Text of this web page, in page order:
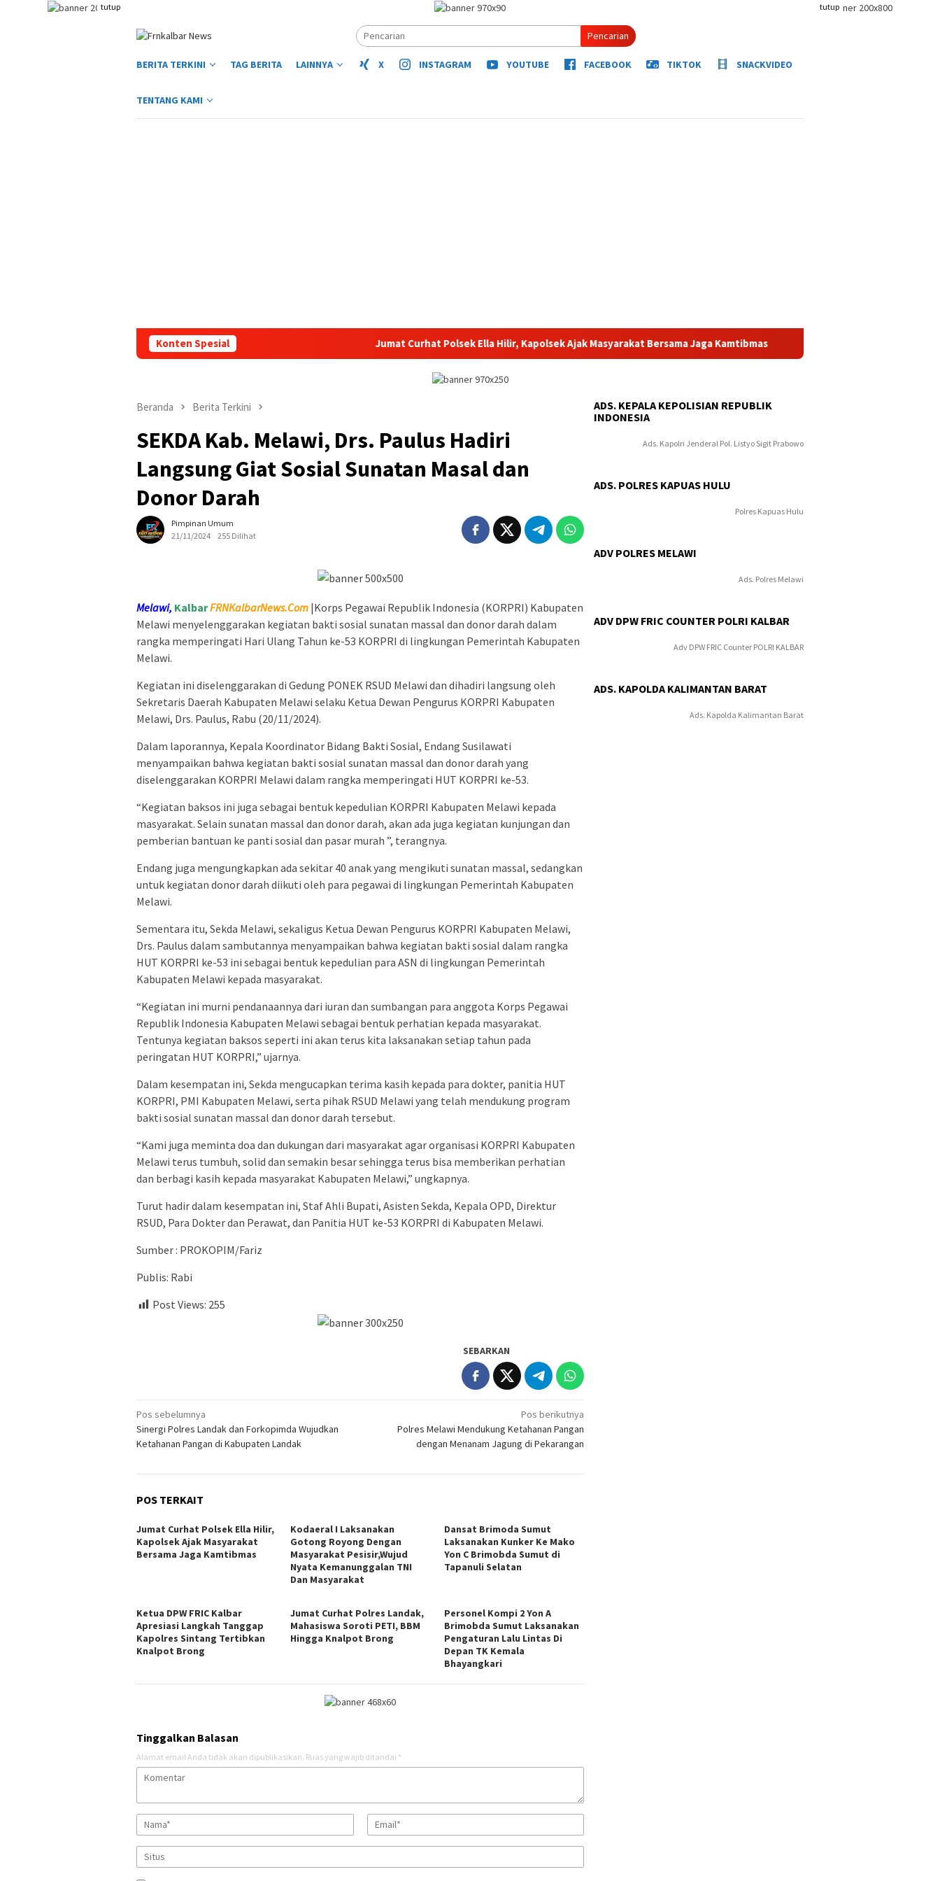
tutup tutup
Pencarian
BERITA TERKINI TAG BERITA LAINNYA X INSTAGRAM YOUTUBE FACEBOOK TIKTOK SNACKVIDEO
TENTANG KAMI
Konten Spesial Jumat Curhat Polsek Ella Hilir, Kapolsek Ajak Masyarakat Bersama Jaga Kamtibmas Kodaeral I Laksanakan Gotong
Beranda Berita Terkini
SEKDA Kab. Melawi, Drs. Paulus Hadiri
Langsung Giat Sosial Sunatan Masal dan
Donor Darah
Pimpinan Umum
21/11/2024
255 Dilihat
Melawi, KalbarFRNKalbarNews.Com |Korps Pegawai Republik Indonesia (KORPRI) Kabupaten
Melawi menyelenggarakan kegiatan bakti sosial sunatan massal dan donor darah dalam
rangka memperingati Hari Ulang Tahun ke-53 KORPRI di lingkungan Pemerintah Kabupaten
Melawi.
Kegiatan ini diselenggarakan di Gedung PONEK RSUD Melawi dan dihadiri langsung oleh
Sekretaris Daerah Kabupaten Melawi selaku Ketua Dewan Pengurus KORPRI Kabupaten
Melawi, Drs. Paulus, Rabu (20/11/2024).
Dalam laporannya, Kepala Koordinator Bidang Bakti Sosial, Endang Susilawati
menyampaikan bahwa kegiatan bakti sosial sunatan massal dan donor darah yang
diselenggarakan KORPRI Melawi dalam rangka memperingati HUT KORPRI ke-53.
“Kegiatan baksos ini juga sebagai bentuk kepedulian KORPRI Kabupaten Melawi kepada
masyarakat. Selain sunatan massal dan donor darah, akan ada juga kegiatan kunjungan dan
pemberian bantuan ke panti sosial dan pasar murah ”, terangnya.
Endang juga mengungkapkan ada sekitar 40 anak yang mengikuti sunatan massal, sedangkan
untuk kegiatan donor darah diikuti oleh para pegawai di lingkungan Pemerintah Kabupaten
Melawi.
Sementara itu, Sekda Melawi, sekaligus Ketua Dewan Pengurus KORPRI Kabupaten Melawi,
Drs. Paulus dalam sambutannya menyampaikan bahwa kegiatan bakti sosial dalam rangka
HUT KORPRI ke-53 ini sebagai bentuk kepedulian para ASN di lingkungan Pemerintah
Kabupaten Melawi kepada masyarakat.
“Kegiatan ini murni pendanaannya dari iuran dan sumbangan para anggota Korps Pegawai
Republik Indonesia Kabupaten Melawi sebagai bentuk perhatian kepada masyarakat.
Tentunya kegiatan baksos seperti ini akan terus kita laksanakan setiap tahun pada
peringatan HUT KORPRI,” ujarnya.
Dalam kesempatan ini, Sekda mengucapkan terima kasih kepada para dokter, panitia HUT
KORPRI, PMI Kabupaten Melawi, serta pihak RSUD Melawi yang telah mendukung program
bakti sosial sunatan massal dan donor darah tersebut.
“Kami juga meminta doa dan dukungan dari masyarakat agar organisasi KORPRI Kabupaten
Melawi terus tumbuh, solid dan semakin besar sehingga terus bisa memberikan perhatian
dan berbagi kasih kepada masyarakat Kabupaten Melawi,” ungkapnya.
Turut hadir dalam kesempatan ini, Staf Ahli Bupati, Asisten Sekda, Kepala OPD, Direktur
RSUD, Para Dokter dan Perawat, dan Panitia HUT ke-53 KORPRI di Kabupaten Melawi.
Sumber : PROKOPIM/Fariz
Publis: Rabi
Post Views: 255
SEBARKAN
Navigasi
pos
Pos sebelumnya
Sinergi Polres Landak dan Forkopimda Wujudkan
Ketahanan Pangan di Kabupaten Landak
Pos berikutnya
Polres Melawi Mendukung Ketahanan Pangan
dengan Menanam Jagung di Pekarangan
POS TERKAIT
Jumat Curhat Polsek Ella Hilir,
Kapolsek Ajak Masyarakat
Bersama Jaga Kamtibmas
Kodaeral I Laksanakan
Gotong Royong Dengan
Masyarakat Pesisir,Wujud
Nyata Kemanunggalan TNI
Dan Masyarakat
Dansat Brimoda Sumut
Laksanakan Kunker Ke Mako
Yon C Brimobda Sumut di
Tapanuli Selatan
Ketua DPW FRIC Kalbar
Apresiasi Langkah Tanggap
Kapolres Sintang Tertibkan
Knalpot Brong
Jumat Curhat Polres Landak,
Mahasiswa Soroti PETI, BBM
Hingga Knalpot Brong
Personel Kompi 2 Yon A
Brimobda Sumut Laksanakan
Pengaturan Lalu Lintas Di
Depan TK Kemala
Bhayangkari
Tinggalkan Balasan
Alamat email Anda tidak akan dipublikasikan. Ruas yang wajib ditandai *
ADS. KEPALA KEPOLISIAN REPUBLIK
INDONESIA
Ads. Kapolri Jenderal Pol. Listyo Sigit Prabowo
ADS. POLRES KAPUAS HULU
Polres Kapuas Hulu
ADV POLRES MELAWI
Ads. Polres Melawi
ADV DPW FRIC COUNTER POLRI KALBAR
Adv DPW FRIC Counter POLRI KALBAR
ADS. KAPOLDA KALIMANTAN BARAT
Ads. Kapolda Kalimantan Barat